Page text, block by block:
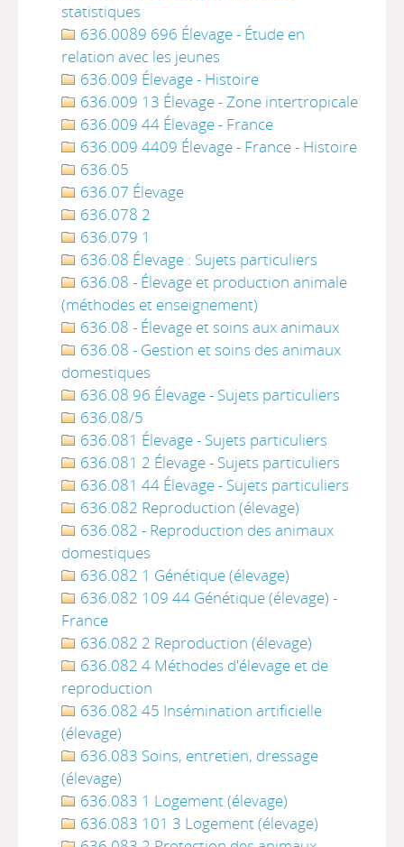
statistiques
636.0089 696 Élevage - Étude en
relation avec les jeunes
636.009 Élevage - Histoire
636.009 13 Élevage - Zone intertropicale
636.009 44 Élevage - France
636.009 4409 Élevage - France - Histoire
636.05
636.07 Élevage
636.078 2
636.079 1
636.08 Élevage : Sujets particuliers
636.08 - Élevage et production animale
(méthodes et enseignement)
636.08 - Élevage et soins aux animaux
636.08 - Gestion et soins des animaux
domestiques
636.08 96 Élevage - Sujets particuliers
636.08/5
636.081 Élevage - Sujets particuliers
636.081 2 Élevage - Sujets particuliers
636.081 44 Élevage - Sujets particuliers
636.082 Reproduction (élevage)
636.082 - Reproduction des animaux
domestiques
636.082 1 Génétique (élevage)
636.082 109 44 Génétique (élevage) -
France
636.082 2 Reproduction (élevage)
636.082 4 Méthodes d'élevage et de
reproduction
636.082 45 Insémination artificielle
(élevage)
636.083 Soins, entretien, dressage
(élevage)
636.083 1 Logement (élevage)
636.083 101 3 Logement (élevage)